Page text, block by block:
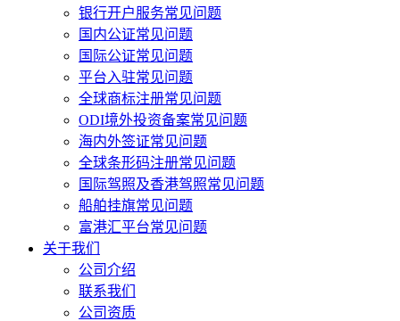
银行开户服务常见问题
国内公证常见问题
国际公证常见问题
平台入驻常见问题
全球商标注册常见问题
ODI境外投资备案常见问题
海内外签证常见问题
全球条形码注册常见问题
国际驾照及香港驾照常见问题
船舶挂旗常见问题
富港汇平台常见问题
关于我们
公司介绍
联系我们
公司资质